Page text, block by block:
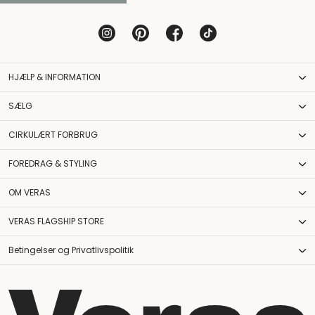
HJÆLP & INFORMATION
SÆLG
CIRKULÆRT FORBRUG
FOREDRAG & STYLING
OM VERAS
VERAS FLAGSHIP STORE
Betingelser og Privatlivspolitik